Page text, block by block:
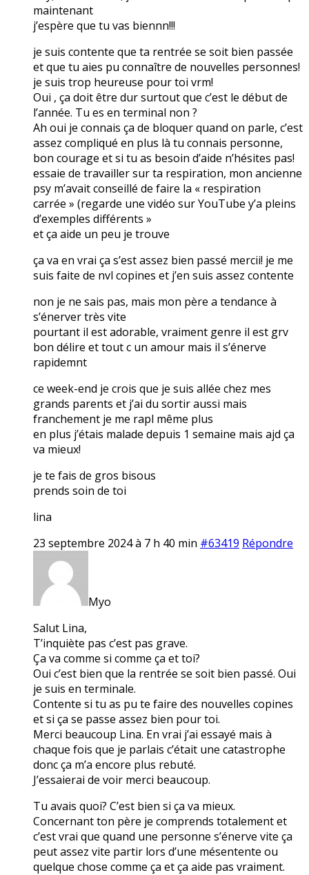
maintenant
j’espère que tu vas biennn!!!
je suis contente que ta rentrée se soit bien passée
et que tu aies pu connaître de nouvelles personnes!
je suis trop heureuse pour toi vrm!
Oui , ça doit être dur surtout que c’est le début de
l’année. Tu es en terminal non ?
Ah oui je connais ça de bloquer quand on parle, c’est
assez compliqué en plus là tu connais personne,
bon courage et si tu as besoin d’aide n’hésites pas!
essaie de travailler sur ta respiration, mon ancienne
psy m’avait conseillé de faire la « respiration
carrée » (regarde une vidéo sur YouTube y’a pleins
d’exemples différents »
et ça aide un peu je trouve
ça va en vrai ça s’est assez bien passé mercii! je me
suis faite de nvl copines et j’en suis assez contente
non je ne sais pas, mais mon père a tendance à
s’énerver très vite
pourtant il est adorable, vraiment genre il est grv
bon délire et tout c un amour mais il s’énerve
rapidemnt
ce week-end je crois que je suis allée chez mes
grands parents et j’ai du sortir aussi mais
franchement je me rapl même plus
en plus j’étais malade depuis 1 semaine mais ajd ça
va mieux!
je te fais de gros bisous
prends soin de toi
lina
23 septembre 2024 à 7 h 40 min #63419 Répondre
Myo
Salut Lina,
T’inquiète pas c’est pas grave.
Ça va comme si comme ça et toi?
Oui c’est bien que la rentrée se soit bien passé. Oui
je suis en terminale.
Contente si tu as pu te faire des nouvelles copines
et si ça se passe assez bien pour toi.
Merci beaucoup Lina. En vrai j’ai essayé mais à
chaque fois que je parlais c’était une catastrophe
donc ça m’a encore plus rebuté.
J’essaierai de voir merci beaucoup.
Tu avais quoi? C’est bien si ça va mieux.
Concernant ton père je comprends totalement et
c’est vrai que quand une personne s’énerve vite ça
peut assez vite partir lors d’une mésentente ou
quelque chose comme ça et ça aide pas vraiment.